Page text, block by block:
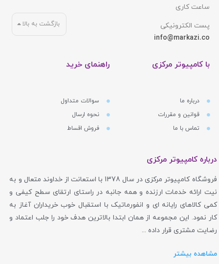
ساعت کاری
پست الکترونیکی
info@markazi.co
با کامپیوتر مرکزی
درباره ما
قوانین و مقررات
تماس با ما
راهنمای خرید
سوالات متداول
نحوه ارسال
فروش اقساط
بازگشت به بالا
درباره کامپیوتر مرکزی
فروشگاه کامپیوتر مرکزی در سال 1378 با استعانت از خداوند متعال و به
نیت ارائه خدمات ارزنده و همه جانبه در راستای ارتقای سطح کیفی و
کمی کالاهای رایانه ای و انفورماتیک با استقبال خوب خریداران آغاز به
کار نمود. این مجموعه از همان ابتدا بالاترین هدف خود را جلب اعتماد و
رضایت مشتری قرار داده ...
مشاهده بیشتر